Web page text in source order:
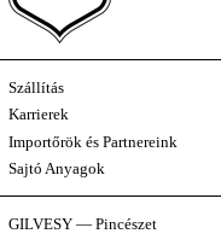
Szállítás
Karrierek
Importőrök és Partnereink
Sajtó Anyagok
GILVESY — Pincészet